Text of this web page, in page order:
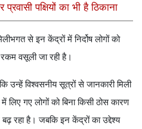
पक्षियों का भी है ठिकाना
से इन केंद्रों में निर्दोष लोगों को
वसूली जा रही है।
उन्हें विश्वसनीय सूत्रों से जानकारी मिली
लिए गए लोगों को बिना किसी ठोस कारण
रहा है। जबकि इन केंद्रों का उद्देश्य